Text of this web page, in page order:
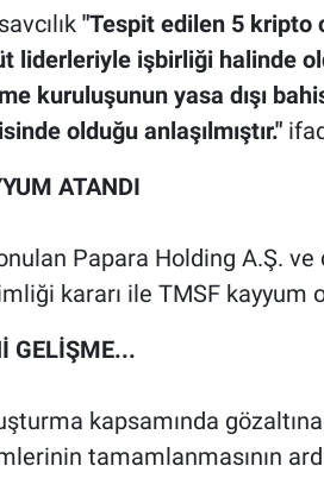
"Tespit edilen 5 kripto
liderleriyle işbirliği halinde
kuruluşunun yasa dışı
olduğu anlaşılmıştır."
ATANDI
Papara Holding A.Ş.
kararı ile TMSF kayyum
GELİŞME...
kapsamında
tamamlanmasının